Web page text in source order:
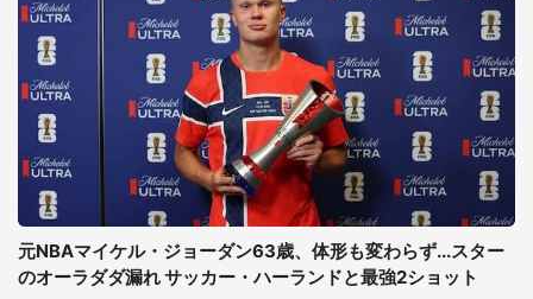
元NBAマイケル・ジョーダン63歳、体形も変わらず...スター
のオーラダダ漏れ サッカー・ハーランドと最強2ショット